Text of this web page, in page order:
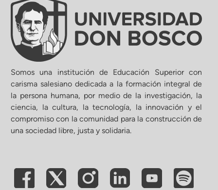
Académica
Secretaría General
de Gestión Institucional
de Administración y Finanzas
Calidad Académica
Somos una institución de Educación Superior con
carisma salesiano dedicada a la formación integral de
la persona humana, por medio de la investigación, la
ciencia, la cultura, la tecnología, la innovación y el
compromiso con la comunidad para la construcción de
una sociedad libre, justa y solidaria.